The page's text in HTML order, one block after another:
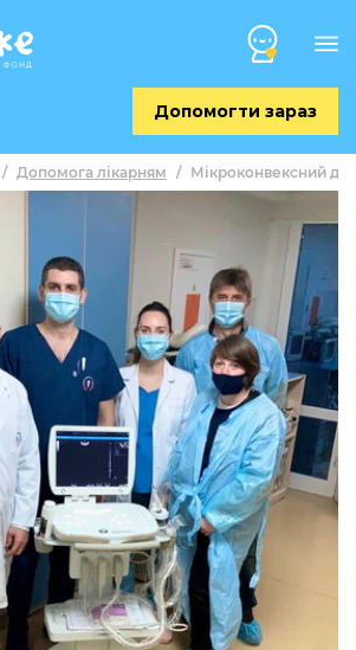
Допомогти зараз
/ Допомога лікарням / Мікроконвексний